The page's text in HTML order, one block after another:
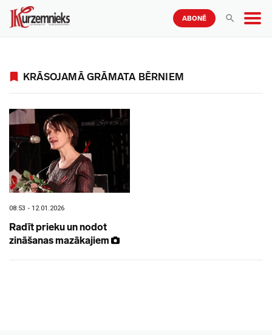
ABONĒ
KRĀSOJAMĀ GRĀMATA BĒRNIEM
08:53 - 12.01.2026
Radīt prieku un nodot
zināšanas mazākajiem